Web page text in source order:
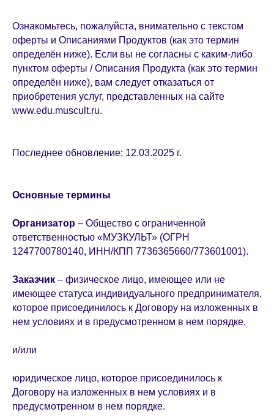
Ознакомьтесь, пожалуйста, внимательно с текстом
оферты и Описаниями Продуктов (как это термин
определён ниже). Если вы не согласны с каким-либо
пунктом оферты / Описания Продукта (как это термин
определён ниже), вам следует отказаться от
приобретения услуг, представленных на сайте
www.edu.muscult.ru.
Последнее обновление: 12.03.2025 г.
Основные термины
Организатор – Общество с ограниченной
ответственностью «МУЗКУЛЬТ» (ОГРН
1247700780140, ИНН/КПП 7736365660/773601001).
Заказчик – физическое лицо, имеющее или не
имеющее статуса индивидуального предпринимателя,
которое присоединилось к Договору на изложенных в
нем условиях и в предусмотренном в нем порядке,
и/или
юридическое лицо, которое присоединилось к
Договору на изложенных в нем условиях и в
предусмотренном в нем порядке.